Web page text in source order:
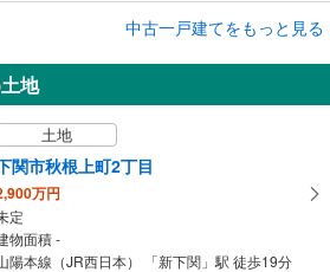
関市熊野町1丁目
物面積 119.55m2
中古一戸建てをもっと見る
地
土地
関市秋根上町2丁目
万円
定
物面積 -
陽本線（JR西日本） 「新下関」駅 徒歩19分